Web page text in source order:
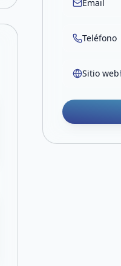
Email
Teléfono
Sitio web